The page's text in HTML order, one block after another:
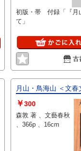
て
初版・帯 付録「『月
て」
月山・鳥海山 ＜文春
￥300
森敦 著 、文藝春秋
、366p 、16cm